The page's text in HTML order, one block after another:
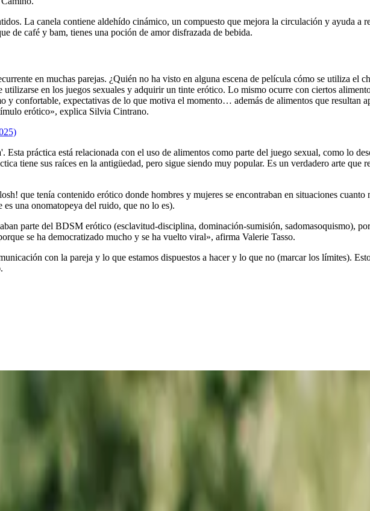
La canela contiene aldehído cinámico, un compuesto que mejora la circulación y ayuda a
de café y bam, tienes una poción de amor disfrazada de bebida.
en muchas parejas. ¿Quién no ha visto en alguna escena de película cómo se utiliza el
en los juegos sexuales y adquirir un tinte erótico. Lo mismo ocurre con ciertos
y confortable, expectativas de lo que motiva el momento… además de alimentos que resultan
erótico», explica Silvia Cintrano.
'. Esta práctica está relacionada con el uso de alimentos como parte del juego sexual, como lo
tiene sus raíces en la antigüedad, pero sigue siendo muy popular. Es un verdadero arte que
que tenía contenido erótico donde hombres y mujeres se encontraban en situaciones cuanto
una onomatopeya del ruido, que no lo es).
parte del BDSM erótico (esclavitud-disciplina, dominación-sumisión, sadomasoquismo),
se ha democratizado mucho y se ha vuelto viral», afirma Valerie Tasso.
con la pareja y lo que estamos dispuestos a hacer y lo que no (marcar los límites).